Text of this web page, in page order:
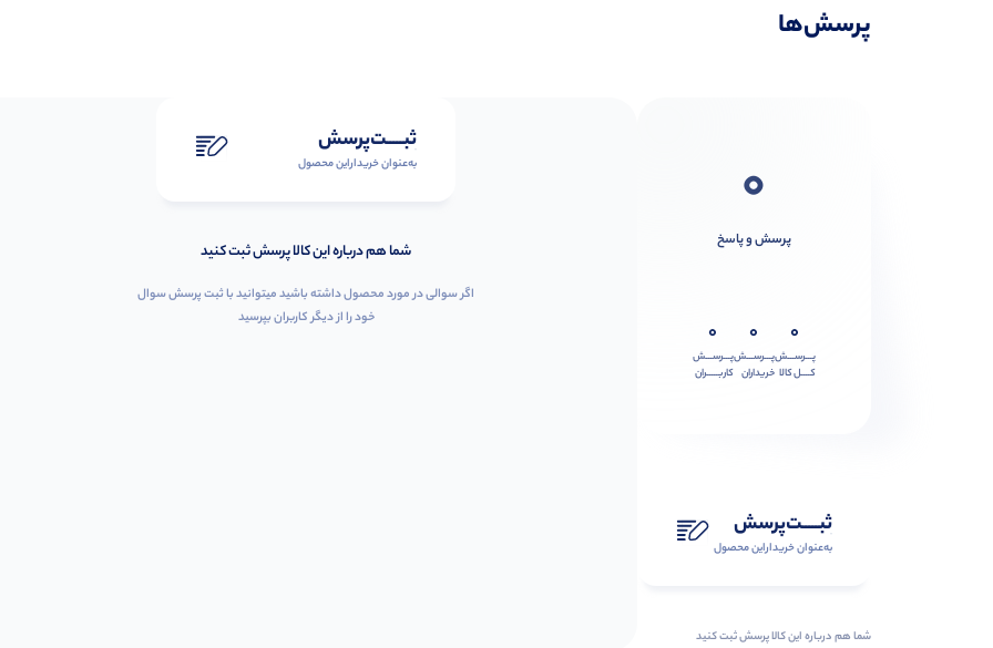
پرسش‌ها
0
پرسش و پاسخ
0
پـــرســـش
کــــل کالا
0
پـــرســـش
خریداران
0
پـــرســـش
کاربـــــران
ثبـــــت‌پرسش
به‌عنوان ‌خریدار‌این‌ محصول
شما هم درباره این کالا پرسش ثبت کنید
ثبـــــت‌پرسش
به‌عنوان ‌خریدار‌این‌ محصول
شما هم درباره این کالا پرسش ثبت کنید
اگر سوالی در مورد محصول داشته باشید میتوانید با ثبت پرسش سوال
خود را از دیگر کاربران بپرسید